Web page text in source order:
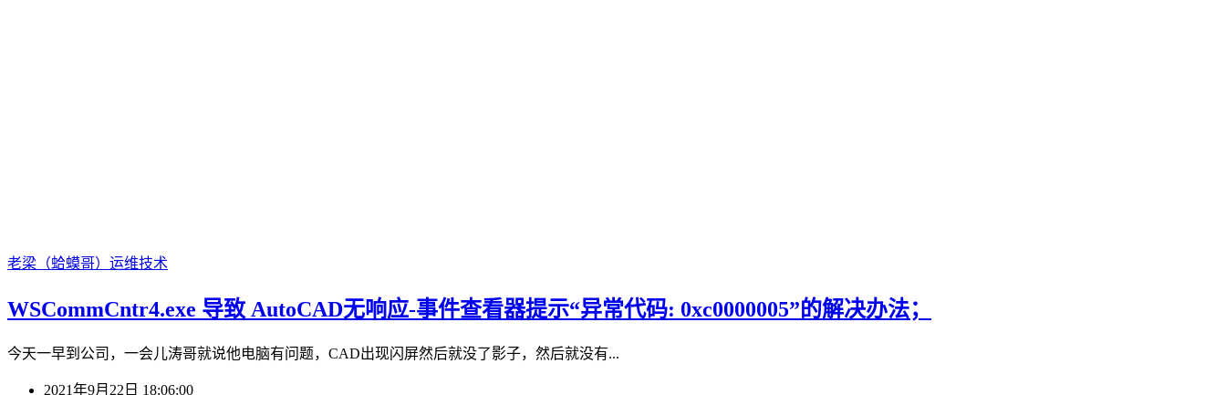
老梁（蛤蟆哥） 运维技术
WSCommCntr4.exe 导致 AutoCAD无响应-事件查看器提示“异常代码: 0xc0000005”的解决办法；
今天一早到公司，一会儿涛哥就说他电脑有问题，CAD出现闪屏然后就没了影子，然后就没有...
2021年9月22日 18:06:00